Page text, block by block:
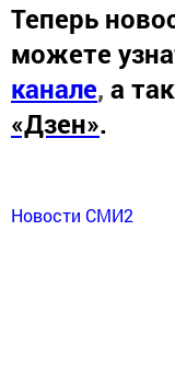
Теперь
можете
канале, а
«Дзен».
Новости СМИ2